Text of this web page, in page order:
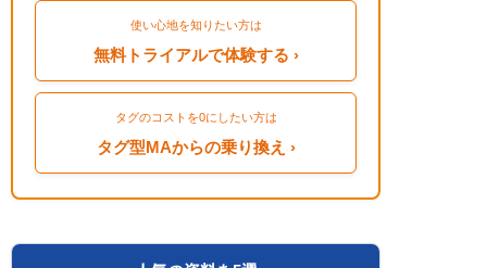
使い心地を知りたい方は
無料トライアルで体験する ›
タグのコストを0にしたい方は
タグ型MAからの乗り換え ›